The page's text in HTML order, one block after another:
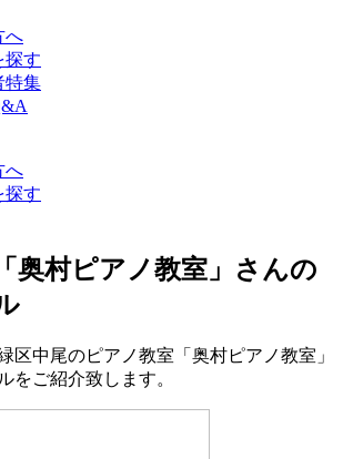
へ
探す
特集
へ
探す
奥村ピアノ教室」さんの
区中尾のピアノ教室「奥村ピアノ教室」
をご紹介致します。